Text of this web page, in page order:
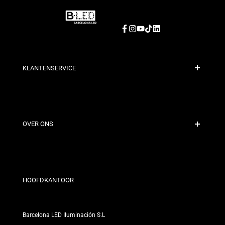
Facebook
Instagram
YouTube
TikTokLinkedIn
KLANTENSERVICE
Contact
OVER ONS
Onze Winkels
HOOFDKANTOOR
Barcelona LED Iluminación S.L